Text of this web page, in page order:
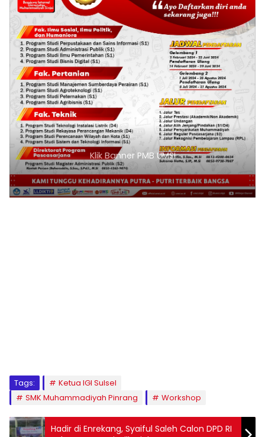
Klik Banner PMB UMSI
Tags:
Ketua IGI Sulsel
SMK Muhammadiyah Pinrang
Workshop
Hadir di Enrekang, Syaiful Saleh Calon DPD RI